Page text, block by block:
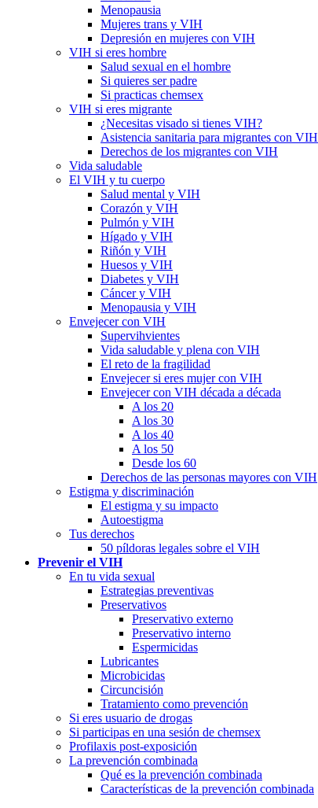
Menopausia
Mujeres trans y VIH
Depresión en mujeres con VIH
VIH si eres hombre
Salud sexual en el hombre
Si quieres ser padre
Si practicas chemsex
VIH si eres migrante
¿Necesitas visado si tienes VIH?
Asistencia sanitaria para migrantes con VIH
Derechos de los migrantes con VIH
Vida saludable
El VIH y tu cuerpo
Salud mental y VIH
Corazón y VIH
Pulmón y VIH
Hígado y VIH
Riñón y VIH
Huesos y VIH
Diabetes y VIH
Cáncer y VIH
Menopausia y VIH
Envejecer con VIH
Supervihvientes
Vida saludable y plena con VIH
El reto de la fragilidad
Envejecer si eres mujer con VIH
Envejecer con VIH década a década
A los 20
A los 30
A los 40
A los 50
Desde los 60
Derechos de las personas mayores con VIH
Estigma y discriminación
El estigma y su impacto
Autoestigma
Tus derechos
50 píldoras legales sobre el VIH
Prevenir el VIH
En tu vida sexual
Estrategias preventivas
Preservativos
Preservativo externo
Preservativo interno
Espermicidas
Lubricantes
Microbicidas
Circuncisión
Tratamiento como prevención
Si eres usuario de drogas
Si participas en una sesión de chemsex
Profilaxis post-exposición
La prevención combinada
Qué es la prevención combinada
Características de la prevención combinada